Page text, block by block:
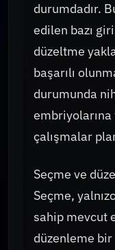
durumdadır.
edilen bazı
düzeltme
başarılı
durumunda
çalışmalar
Seçme ve
Seçme,
sahip mevcut
düzenleme bir